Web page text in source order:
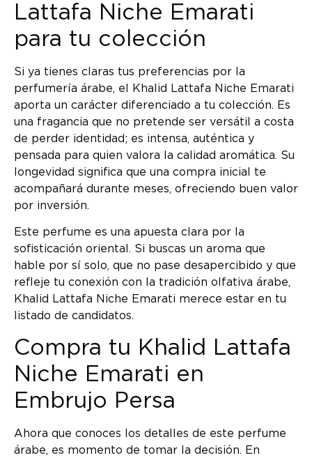
Lattafa Niche Emarati
para tu colección
Si ya tienes claras tus preferencias por la
perfumería árabe, el Khalid Lattafa Niche Emarati
aporta un carácter diferenciado a tu colección. Es
una fragancia que no pretende ser versátil a costa
de perder identidad; es intensa, auténtica y
pensada para quien valora la calidad aromática. Su
longevidad significa que una compra inicial te
acompañará durante meses, ofreciendo buen valor
por inversión.
Este perfume es una apuesta clara por la
sofisticación oriental. Si buscas un aroma que
hable por sí solo, que no pase desapercibido y que
refleje tu conexión con la tradición olfativa árabe,
Khalid Lattafa Niche Emarati merece estar en tu
listado de candidatos.
Compra tu Khalid Lattafa
Niche Emarati en
Embrujo Persa
Ahora que conoces los detalles de este perfume
árabe, es momento de tomar la decisión. En